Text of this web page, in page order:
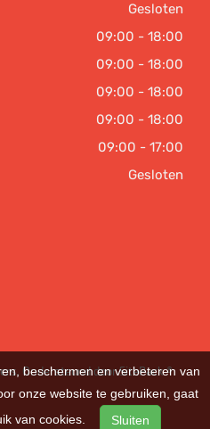
Gesloten
09:00 - 18:00
09:00 - 18:00
09:00 - 18:00
09:00 - 18:00
09:00 - 17:00
Gesloten
Ondersteund doorSitePack ®
beschermen en verbeteren van
onze website te gebruiken, gaat
van cookies.
Sluiten